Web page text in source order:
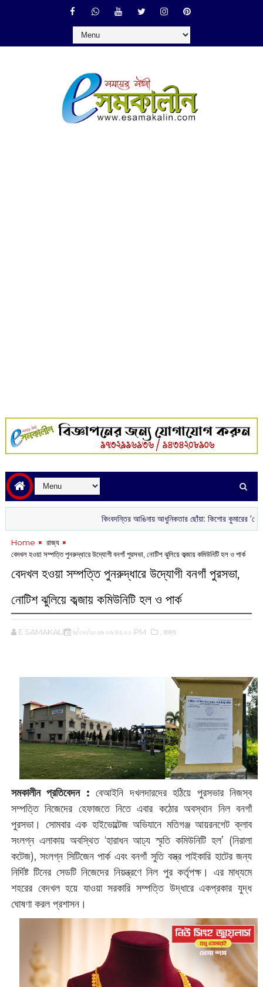
কিংবদন্তির আঙিনায় আধুনিকতার ছোঁয়া: কিশোর কুমারের ‘গৌরী কুঞ্জ’
Home
‌ রাজ্য
বেদখল হওয়া সম্পত্তি পুনরুদ্ধারে উদ্যোগী বনগাঁ পুরসভা, নোটিশ ঝুলিয়ে কব্জায় কমিউনিটি হল ও পার্ক
বেদখল হওয়া সম্পত্তি পুনরুদ্ধারে উদ্যোগী বনগাঁ পুরসভা,
নোটিশ ঝুলিয়ে কব্জায় কমিউনিটি হল ও পার্ক
E SAMAKALIN ৬/০৮/২০২৬ ০৬:৪২:০০ PM ,‌ রাজ্য
সমকালীন প্রতিবেদন : বেআইনি দখলদারদের হঠিয়ে পুরসভার নিজস্ব
সম্পত্তি নিজেদের হেফাজতে নিতে এবার কঠোর অবস্থান নিল বনগাঁ
পুরসভা। সোমবার এক হাইভোল্টেজ অভিযানে মতিগঞ্জ আয়রনগেট ক্লাব
সংলগ্ন এলাকায় অবস্থিত ‘হারাধন আঢ্য স্মৃতি কমিউনিটি হল’ (নিরালা
কটেজ), সংলগ্ন সিটিজেন পার্ক এবং বনগাঁ সুতি বস্ত্র পাইকারি হাটের জন্য
নির্দিষ্ট টিনের সেডটি নিজেদের নিয়ন্ত্রণে নিল পুর কর্তৃপক্ষ। এর মাধ্যমে
শহরের বেদখল হয়ে যাওয়া সরকারি সম্পত্তি উদ্ধারে একপ্রকার যুদ্ধ
ঘোষণা করল প্রশাসন।